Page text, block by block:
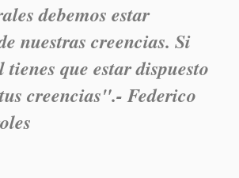
debemos estar
nuestras creencias. Si
que estar dispuesto
creencias".- Federico